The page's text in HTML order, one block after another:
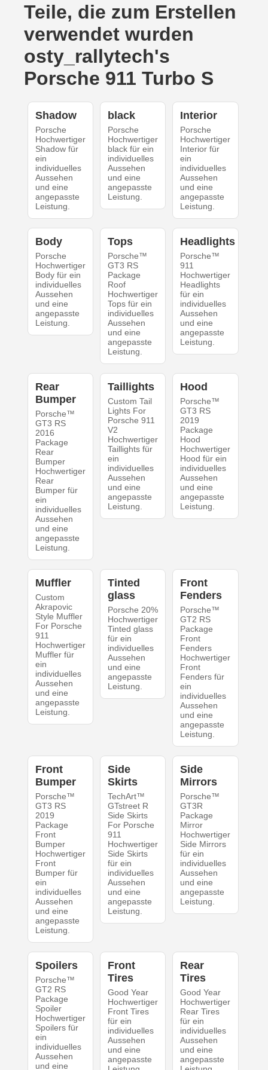
Teile, die zum Erstellen
verwendet wurden
osty_rallytech's
Porsche 911 Turbo S
Shadow
Porsche
Hochwertiger
Shadow für
ein
individuelles
Aussehen
und eine
angepasste
Leistung.
black
Porsche
Hochwertiger
black für ein
individuelles
Aussehen
und eine
angepasste
Leistung.
Interior
Porsche
Hochwertiger
Interior für
ein
individuelles
Aussehen
und eine
angepasste
Leistung.
Body
Porsche
Hochwertiger
Body für ein
individuelles
Aussehen
und eine
angepasste
Leistung.
Tops
Porsche™
GT3 RS
Package
Roof
Hochwertiger
Tops für ein
individuelles
Aussehen
und eine
angepasste
Leistung.
Headlights
Porsche™
911
Hochwertiger
Headlights
für ein
individuelles
Aussehen
und eine
angepasste
Leistung.
Rear
Bumper
Porsche™
GT3 RS
2016
Package
Rear
Bumper
Hochwertiger
Rear
Bumper für
ein
individuelles
Aussehen
und eine
angepasste
Leistung.
Taillights
Custom Tail
Lights For
Porsche 911
V2
Hochwertiger
Taillights für
ein
individuelles
Aussehen
und eine
angepasste
Leistung.
Hood
Porsche™
GT3 RS
2019
Package
Hood
Hochwertiger
Hood für ein
individuelles
Aussehen
und eine
angepasste
Leistung.
Muffler
Custom
Akrapovic
Style Muffler
For Porsche
911
Hochwertiger
Muffler für
ein
individuelles
Aussehen
und eine
angepasste
Leistung.
Tinted
glass
Porsche 20%
Hochwertiger
Tinted glass
für ein
individuelles
Aussehen
und eine
angepasste
Leistung.
Front
Fenders
Porsche™
GT2 RS
Package
Front
Fenders
Hochwertiger
Front
Fenders für
ein
individuelles
Aussehen
und eine
angepasste
Leistung.
Front
Bumper
Porsche™
GT3 RS
2019
Package
Front
Bumper
Hochwertiger
Front
Bumper für
ein
individuelles
Aussehen
und eine
angepasste
Leistung.
Side
Skirts
TechArt™
GTstreet R
Side Skirts
For Porsche
911
Hochwertiger
Side Skirts
für ein
individuelles
Aussehen
und eine
angepasste
Leistung.
Side
Mirrors
Porsche™
GT3R
Package
Mirror
Hochwertiger
Side Mirrors
für ein
individuelles
Aussehen
und eine
angepasste
Leistung.
Spoilers
Porsche™
GT2 RS
Package
Spoiler
Hochwertiger
Spoilers für
ein
individuelles
Aussehen
und eine
Front
Tires
Good Year
Hochwertiger
Front Tires
für ein
individuelles
Aussehen
und eine
angepasste
Rear
Tires
Good Year
Hochwertiger
Rear Tires
für ein
individuelles
Aussehen
und eine
angepasste